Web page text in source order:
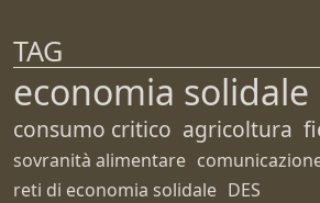
TAG
economia solidale
consumo critico agricoltura
sovranità alimentare
reti di economia solidale DES